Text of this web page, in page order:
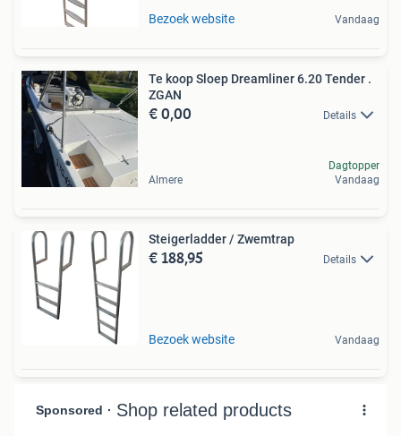
Bezoek website Vandaag
Te koop Sloep Dreamliner 6.20 Tender .
ZGAN
€ 0,00 Details
Almere
Dagtopper
Vandaag
Steigerladder / Zwemtrap
€ 188,95 Details
Bezoek website Vandaag